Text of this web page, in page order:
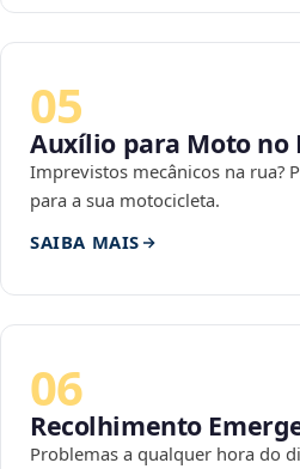
05
Auxílio para Moto no
Imprevistos mecânicos na rua?
para a sua motocicleta.
SAIBA MAIS
06
Recolhimento
Problemas a qualquer hora do